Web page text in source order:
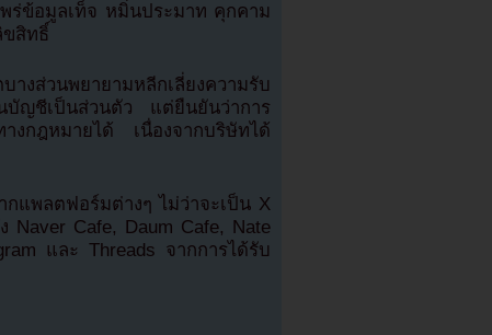
ร่ข้อมูลเท็จ หมิ่นประมาท คุกคาม
ขสิทธิ์
างส่วนพยายามหลีกเลี่ยงความรับ
ญชีเป็นส่วนตัว แต่ยืนยันว่าการ
างกฎหมายได้ เนื่องจากบริษัทได้
กแพลตฟอร์มต่างๆ ไม่ว่าจะเป็น X
Naver Cafe, Daum Cafe, Nate
และ Threads จากการได้รับ